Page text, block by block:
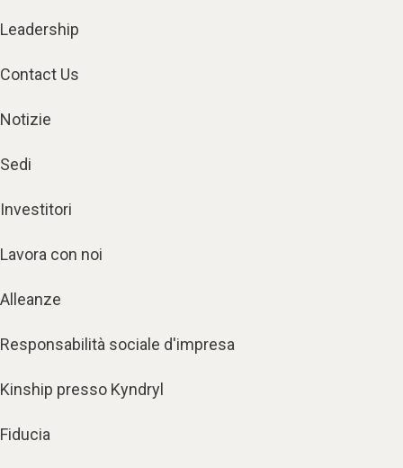
Leadership
Contact Us
Notizie
Sedi
Investitori
Lavora con noi
Alleanze
Responsabilità sociale d'impresa
Kinship presso Kyndryl
Fiducia